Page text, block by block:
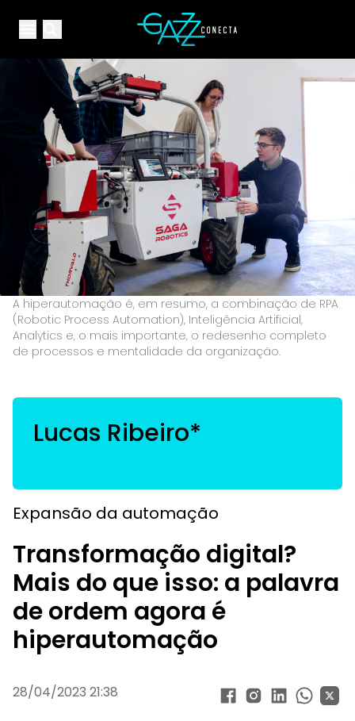
Open main menuYour Company
A hiperautomação é, em resumo, a combinação de RPA
(Robotic Process Automation), Inteligência Artificial,
Analytics e, o mais importante, o redesenho completo
de processos e mentalidade da organização.
Lucas Ribeiro*
Expansão da automação
Transformação digital?
Mais do que isso: a palavra
de ordem agora é
hiperautomação
28/04/2023 21:38